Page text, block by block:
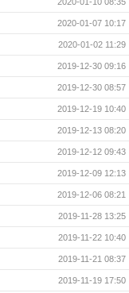
2020-01-10 08:35
2020-01-07 10:17
2020-01-02 11:29
2019-12-30 09:16
2019-12-30 08:57
2019-12-19 10:40
2019-12-13 08:20
2019-12-12 09:43
2019-12-09 12:13
2019-12-06 08:21
2019-11-28 13:25
2019-11-22 10:40
2019-11-21 08:37
2019-11-19 17:50